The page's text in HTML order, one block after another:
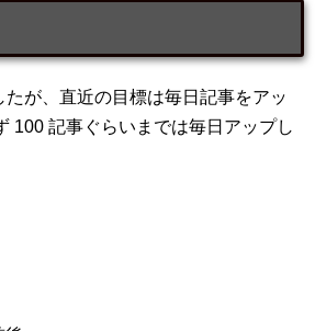
たが、直近の目標は毎日記事をアッ
100 記事ぐらいまでは毎日アップし